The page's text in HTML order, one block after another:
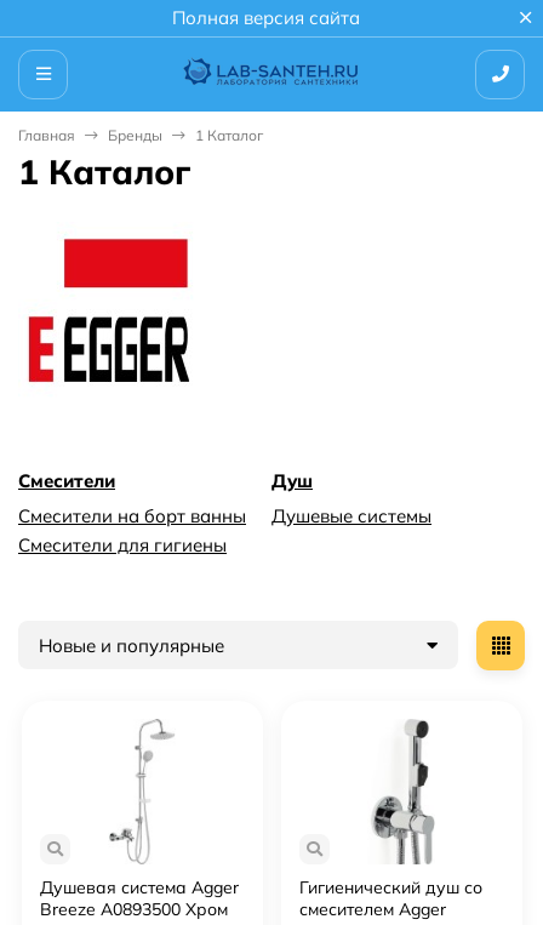
Полная версия сайта
Главная Бренды 1 Каталог
1 Каталог
Смесители
Смесители на борт ванны
Смесители для гигиены
Душ
Душевые системы
Новые и популярные
Душевая система Agger
Breeze A0893500 Хром
Гигиенический душ со
смесителем Agger